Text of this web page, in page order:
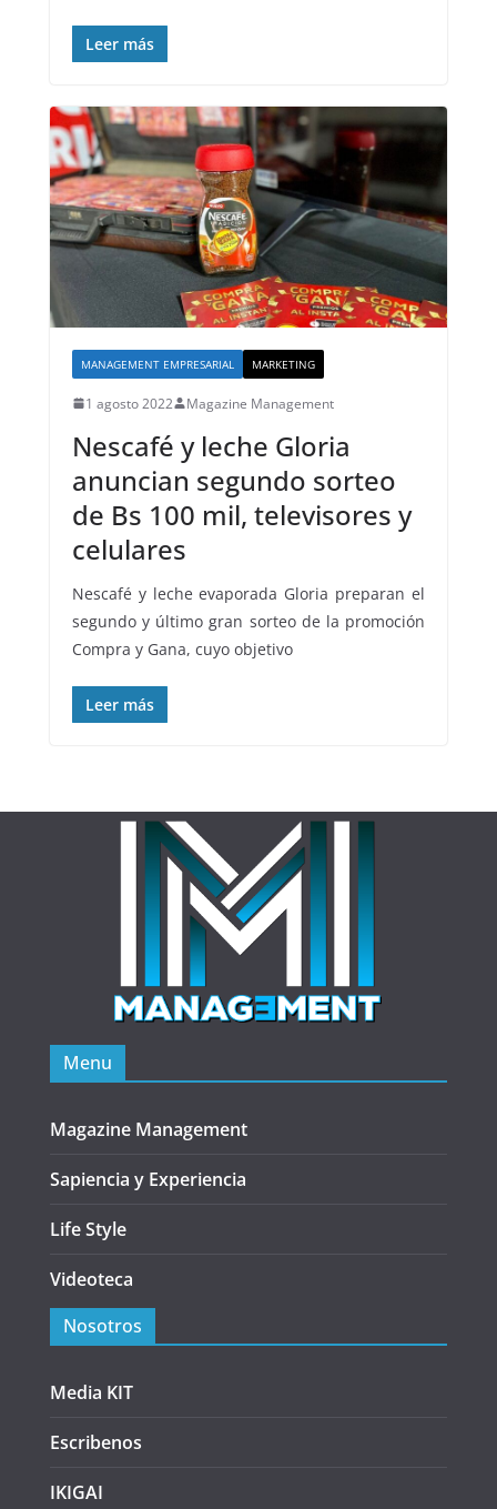
Leer más
MANAGEMENT EMPRESARIAL MARKETING
1 agosto 2022 Magazine Management
Nescafé y leche Gloria
anuncian segundo sorteo
de Bs 100 mil, televisores y
celulares
Nescafé y leche evaporada Gloria preparan el
segundo y último gran sorteo de la promoción
Compra y Gana, cuyo objetivo
Leer más
Menu
Magazine Management
Sapiencia y Experiencia
Life Style
Videoteca
Nosotros
Media KIT
Escribenos
IKIGAI